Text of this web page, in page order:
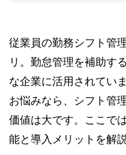
従業員の勤務シフト管
リ。勤怠管理を補助す
な企業に活用されてい
お悩みなら、シフト管
価値は大です。ここで
能と導入メリットを解